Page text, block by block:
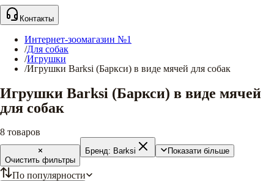
Контакты
Интернет-зоомагазин №1
/Для собак
/Игрушки
/Игрушки Barksi (Баркси) в виде мячей для собак
Игрушки Barksi (Баркси) в виде мячей
для собак
8 товаров
Очистить фильтры
Бренд: Barksi Показати більше
По популярности